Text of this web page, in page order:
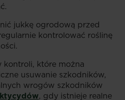
jukkę ogrodową przed
kontrolować roślinę
kontroli, które można
usuwanie szkodników,
wrogów szkodników
, gdy istnieje realne